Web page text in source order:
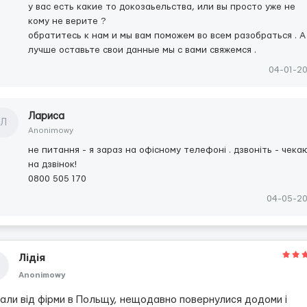
у вас есть какие то докозаьельства, или вы просто уже не
кому не верите ?
обратитесь к нам и мы вам поможем во всем разобраться . А
лучше оставьте свои данные мы с вами свяжемся .
04-01-
Л
Лариса
Anonimowy
не питання - я зараз на офiсному телефоні . дзвонiть -
на дзвiнок!
0800 505 170
04-05-
Лідія
Anonimowy
від фірми в Польщу, нещодавно повернулися додоми і